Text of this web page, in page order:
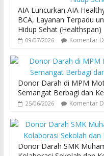
AIA Luncurkan AIA
BCA, Layanan Terpadu
Hidup Sehat (Healthspan)
09/07/2026 Komentar
Donor Darah di MPM
Semangat Berbagi dan
25/06/2026 Komentar
Donor Darah SMK